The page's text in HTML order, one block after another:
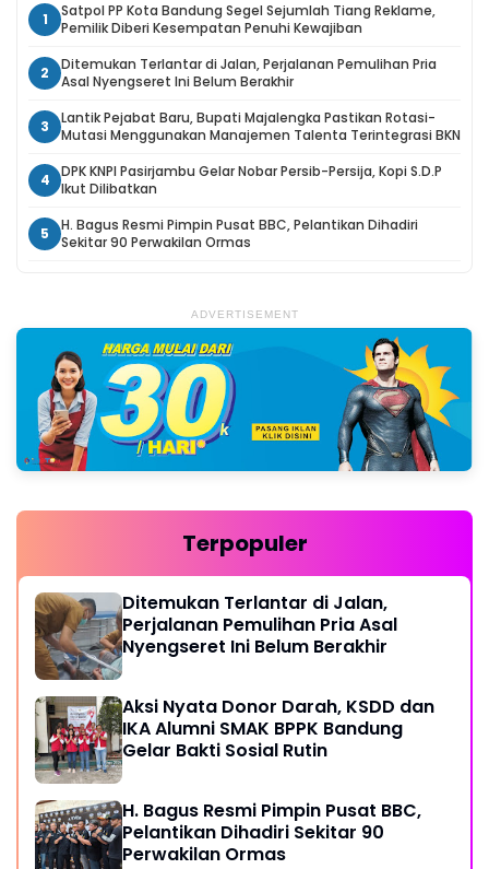
1
Satpol PP Kota Bandung Segel Sejumlah Tiang Reklame,
Pemilik Diberi Kesempatan Penuhi Kewajiban
2
Ditemukan Terlantar di Jalan, Perjalanan Pemulihan Pria
Asal Nyengseret Ini Belum Berakhir
3
Lantik Pejabat Baru, Bupati Majalengka Pastikan Rotasi-
Mutasi Menggunakan Manajemen Talenta Terintegrasi BKN
4
DPK KNPI Pasirjambu Gelar Nobar Persib-Persija, Kopi S.D.P
Ikut Dilibatkan
5
H. Bagus Resmi Pimpin Pusat BBC, Pelantikan Dihadiri
Sekitar 90 Perwakilan Ormas
ADVERTISEMENT
Terpopuler
Ditemukan Terlantar di Jalan,
Perjalanan Pemulihan Pria Asal
Nyengseret Ini Belum Berakhir
Aksi Nyata Donor Darah, KSDD dan
IKA Alumni SMAK BPPK Bandung
Gelar Bakti Sosial Rutin
H. Bagus Resmi Pimpin Pusat BBC,
Pelantikan Dihadiri Sekitar 90
Perwakilan Ormas